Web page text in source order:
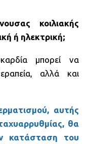
κοιλιακής
ή ηλεκτρική;
μπορεί να
αλλά και
αυτής
θα
κατάσταση του